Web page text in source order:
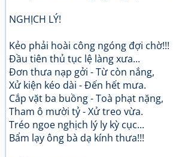
NGHỊCH LÝ!
Kẻo phải hoài công ngóng đợi chờ!!!
Đầu tiên thủ tục lệ làng xưa...
Đơn thưa nạp gởi - Từ còn nắng,
Xử kiện kéo dài - Đến hết mưa.
Cắp vặt ba buồng - Toà phạt nặng,
Tham ô mười tỷ - Xử treo vừa.
Tréo ngoe nghịch lý ly kỳ cục...
Bẩm lạy ông bà dạ kính thưa!!!